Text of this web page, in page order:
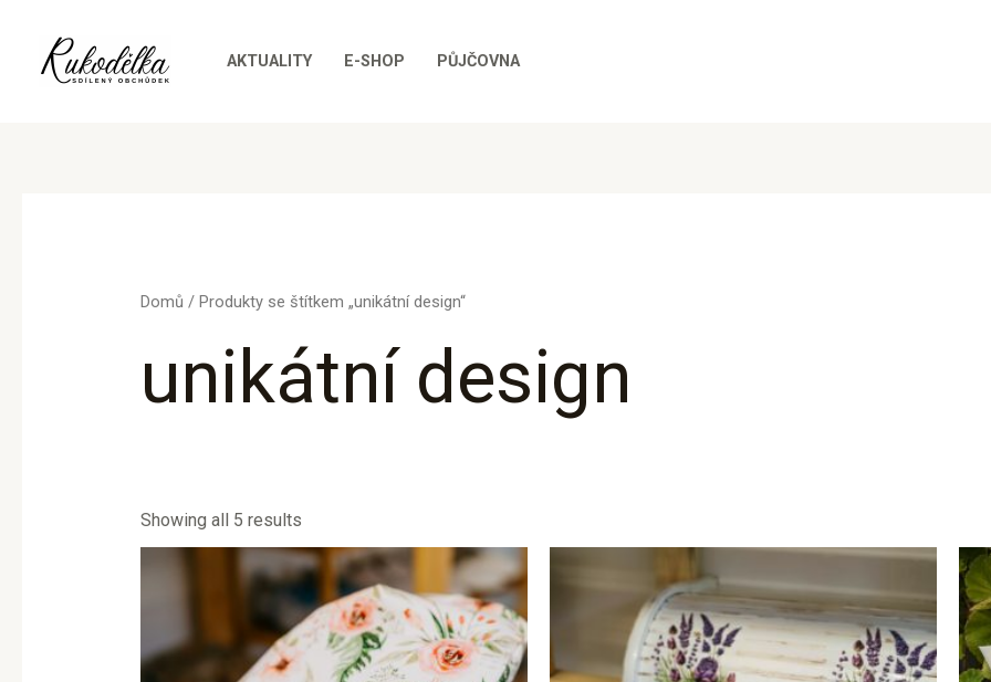
obsah
AKTUALITY E-SHOP PŮJČOVNA
Domů / Produkty se štítkem „unikátní design“
unikátní design
Showing all 5 results
low